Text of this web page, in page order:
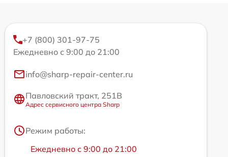
+7 (800) 301-97-75
Ежедневно с 9:00 до 21:00
info@sharp-repair-center.ru
Павловский тракт, 251В
Адрес сервисного центра Sharp
Режим работы:
Ежедневно с 9:00 до 21:00